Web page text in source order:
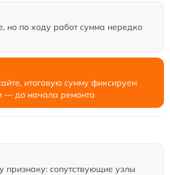
но по ходу работ сумма нередко
итоговую сумму фиксируем
— до начала ремонта
признаку: сопутствующие узлы